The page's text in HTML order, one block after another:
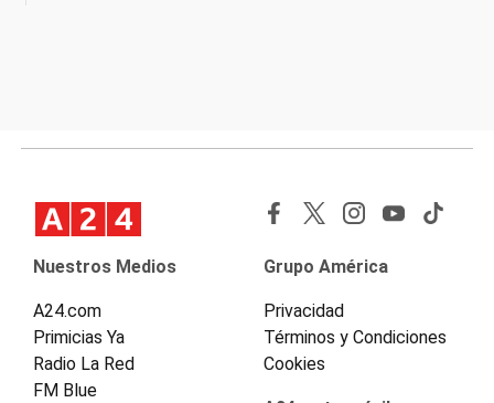
Nuestros Medios
A24.com
Primicias Ya
Radio La Red
FM Blue
Grupo América
Privacidad
Términos y Condiciones
Cookies